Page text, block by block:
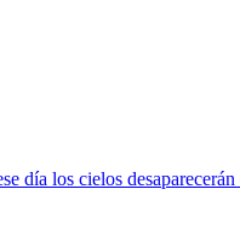
día los cielos desaparecerán